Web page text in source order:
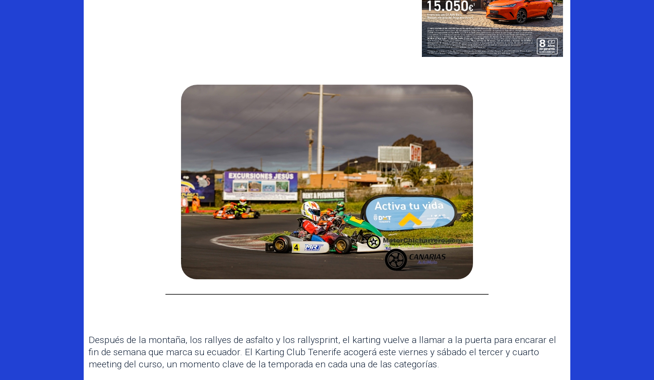
Después de la montaña, los rallyes de asfalto y los rallysprint, el karting vuelve a llamar a la puerta para encarar el
fin de semana que marca su ecuador. El Karting Club Tenerife acogerá este viernes y sábado el tercer y cuarto
meeting del curso, un momento clave de la temporada en cada una de las categorías.